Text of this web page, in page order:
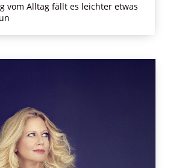
vom Alltag fällt es leichter etwas